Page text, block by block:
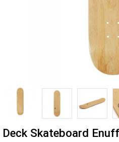
Deck Skateboard